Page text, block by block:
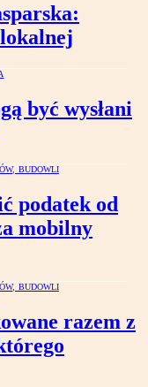
być wysłani
BUDOWLI
podatek od
mobilny
BUDOWLI
razem z